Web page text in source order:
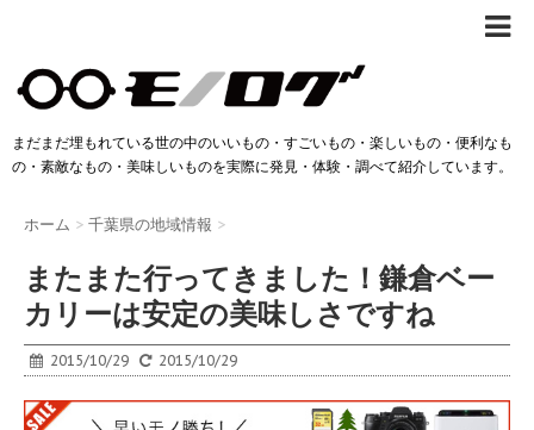
まだまだ埋もれている世の中のいいもの・すごいもの・楽しいもの・便利なも
の・素敵なもの・美味しいものを実際に発見・体験・調べて紹介しています。
ホーム > 千葉県の地域情報 >
またまた行ってきました！鎌倉ベー
カリーは安定の美味しさですね
2015/10/29 2015/10/29